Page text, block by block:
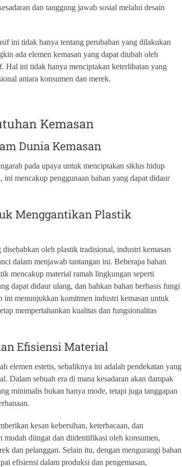
dan tanggung jawab sosial melalui desain
ini tidak hanya tentang perubahan yang dilakukan
ada elemen kemasan yang dapat diubah oleh
Hal ini tidak hanya menciptakan keterlibatan yang
antara konsumen dan merek.
Kemasan
Dunia Kemasan
pada upaya untuk menciptakan siklus hidup
mencakup penggunaan bahan yang dapat didaur
Menggantikan Plastik
oleh plastik tradisional, industri kemasan
dalam menjawab tantangan ini. Beberapa bahan
mencakup material ramah lingkungan seperti
dapat didaur ulang, dan bahkan bahan berbasis fungi
ini menunjukkan komitmen industri kemasan untuk
mempertahankan kualitas dan fungsionalitas
Efisiensi Material
elemen estetis, sebaliknya ini adalah pendekatan yang
Dalam sebuah era di mana kesadaran akan dampak
minimalis bukan hanya mode, tetapi juga tanggapan
kesan kebersihan, keterbacaan, dan
mudah diingat dan diidentifikasi oleh konsumen,
dan pelanggan. Selain itu, dengan mengurangi bahan
efisiensi dalam produksi dan pengemasan,